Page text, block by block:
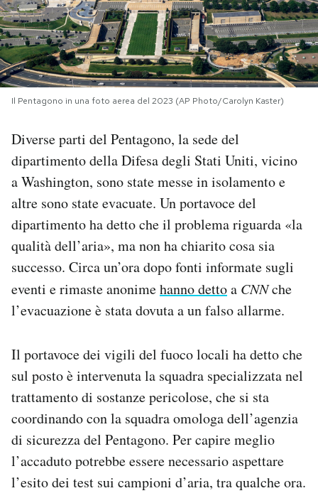
PODCAST
NEWSLETTER
SHOP
AREA PERSONALE
Area Personale
Newsletter
Regala il Post
Hai bisogno di aiuto?
Esci
Il Pentagono in una foto aerea del 2023 (AP Photo/Carolyn Kaster)
Diverse parti del Pentagono, la sede del
dipartimento della Difesa degli Stati Uniti, vicino
a Washington, sono state messe in isolamento e
altre sono state evacuate. Un portavoce del
dipartimento ha detto che il problema riguarda «la
qualità dell’aria», ma non ha chiarito cosa sia
successo. Circa un’ora dopo fonti informate sugli
eventi e rimaste anonimehanno dettoa CNNche
l’evacuazione è stata dovuta a un falso allarme.
Il portavoce dei vigili del fuoco locali ha detto che
sul posto è intervenuta la squadra specializzata nel
trattamento di sostanze pericolose, che si sta
coordinando con la squadra omologa dell’agenzia
di sicurezza del Pentagono. Per capire meglio
l’accaduto potrebbe essere necessario aspettare
l’esito dei test sui campioni d’aria, tra qualche ora.